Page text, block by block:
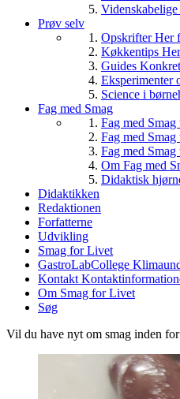
Prøv selv
OpskrifterHer
Køkkentips
Guides
Eksperimenter
Science i
Fag med Smag
Fag med
Fag med
Fag med
Om Fag med
Didaktisk
Didaktikken
Redaktionen
Forfatterne
Udvikling
Smag for Livet
GastroLabCollege
Kontakt
Om Smag for Livet
Søg
Vil du have nyt om smag inden